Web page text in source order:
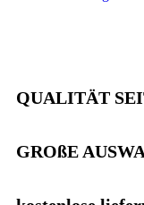
QUALITÄT
GROßE